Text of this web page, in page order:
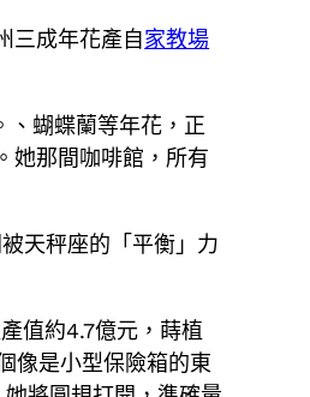
三成年花產自家教場
、蝴蝶蘭等年花，正
她那間咖啡館，所有
天秤座的「平衡」力
值約4.7億元，蒔植
像是小型保險箱的東